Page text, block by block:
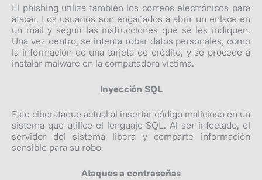
El phishing utiliza también los correos electrónicos para
atacar. Los usuarios son engañados a abrir un enlace en
un mail y seguir las instrucciones que se les indiquen.
Una vez dentro, se intenta robar datos personales, como
la información de una tarjeta de crédito, y se procede a
instalar malware en la computadora víctima.
Inyección SQL
Este ciberataque actual al insertar código malicioso en un
sistema que utilice el lenguaje SQL. Al ser infectado, el
servidor del sistema libera y comparte información
sensible para su robo.
Ataques a contraseñas